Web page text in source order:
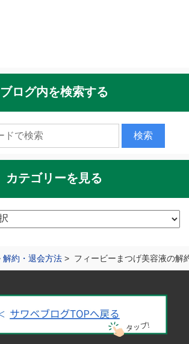
解約・退会方法 フィービーまつげ美容液の解
ブログ内を検索する
カテゴリーを見る